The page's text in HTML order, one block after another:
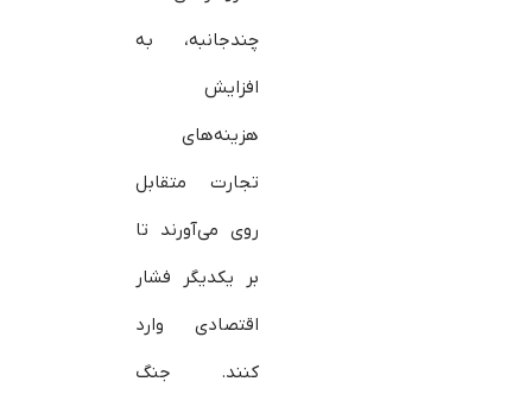
چندجانبه، به
افزایش
هزینه‌های
تجارت متقابل
روی می‌آورند تا
بر یکدیگر فشار
اقتصادی وارد
کنند. جنگ